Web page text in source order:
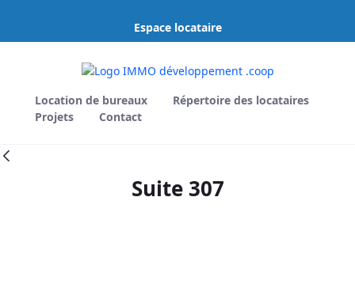
Espace locataire
Location de bureaux
Répertoire des locataires
Projets
Contact
Suite 307